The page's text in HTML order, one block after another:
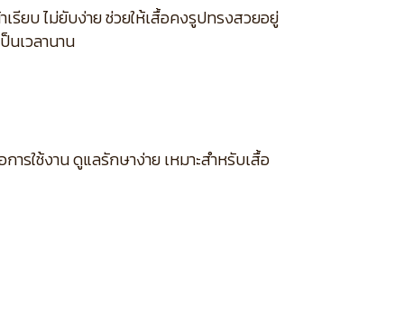
ยบ ไม่ยับง่าย ช่วยให้เสื้อคงรูปทรงสวยอยู่
นเวลานาน
รใช้งาน ดูแลรักษาง่าย เหมาะสำหรับเสื้อ